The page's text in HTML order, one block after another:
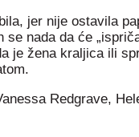
jer nije ostavila
se nada da će
je žena kraljica ili
Redgrave,